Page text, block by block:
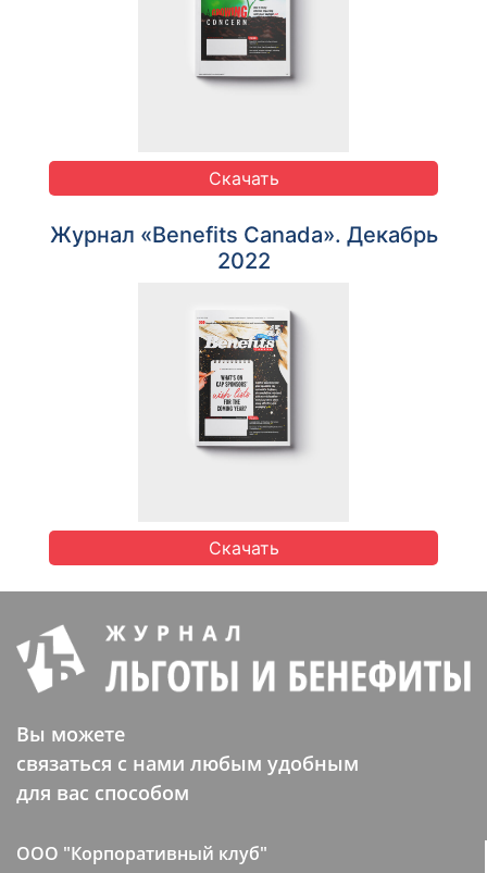
Скачать
Журнал «Benefits Canada». Декабрь
2022
Скачать
Вы можете
связаться с нами любым удобным
для вас способом
ООО "Корпоративный клуб"